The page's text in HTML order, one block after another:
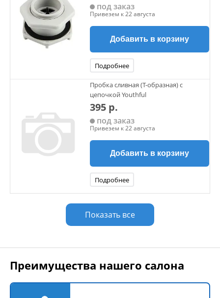
под заказ
Привезем к 22 августа
Добавить в корзину
Подробнее
Пробка сливная (Т-образная) с
цепочкой Youthful
395 р.
под заказ
Привезем к 22 августа
Добавить в корзину
Подробнее
Показать все
Преимущества нашего салона